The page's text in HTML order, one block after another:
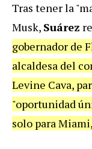
Tras tener la
Musk, Suárez
gobernador de
alcaldesa del
Levine Cava,
"oportunidad
solo para